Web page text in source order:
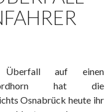
auf einen
hat die
Osnabrück heute ihr